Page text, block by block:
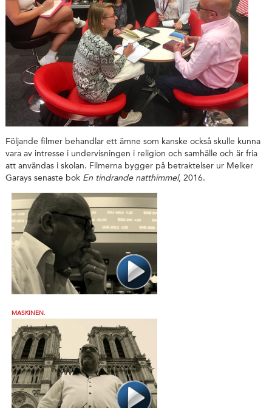
Följande filmer behandlar ett ämne som kanske också skulle kunna
vara av intresse i undervisningen i religion och samhälle och är fria
att användas i skolan. Filmerna bygger på betraktelser ur Melker
Garays senaste bok En tindrande natthimmel, 2016.
MASKINEN.